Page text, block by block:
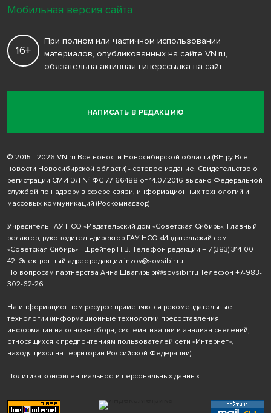
НАПИСАТЬ В РЕДАКЦИЮ
16+
При полном или частичном использовании
материалов, опубликованных на сайте VN.ru,
обязательна активная гиперссылка на сайт
© 2015 - 2026 VN.ru Все новости Новосибирской области (ВН.ру Все
новости Новосибирской области) - сетевое издание. Свидетельство о
регистрации СМИ ЭЛ № ФС 77-66488 от 14.07.2016 выдано Федеральной
службой по надзору в сфере связи, информационных технологий и
массовых коммуникаций (Роскомнадзор)
Учредитель ГАУ НСО «Издательский дом «Советская Сибирь». Главный
редактор, руководитель-директор ГАУ НСО «Издательский дом
«Советская Сибирь» - Шрейтер Н.В. Телефон редакции + 7 (383) 314-00-
42; Электронный адрес редакции inzov@sovsibir.ru
По вопросам партнерства Анна Швагирь pr@sovsibir.ru Телефон +7-983-
302-62-26
На информационном ресурсе применяются рекомендательные
технологии (информационные технологии предоставления
информации на основе сбора, систематизации и анализа сведений,
относящихся к предпочтениям пользователей сети «Интернет»,
находящихся на территории Российской Федерации).
Политика конфиденциальности персональных данных
Мобильная версия сайта